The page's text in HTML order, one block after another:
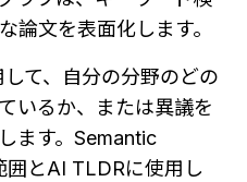
論文を表面化します。
て、自分の分野のどの
いるか、または異議を
ます。Semantic
とAI TLDRに使用し